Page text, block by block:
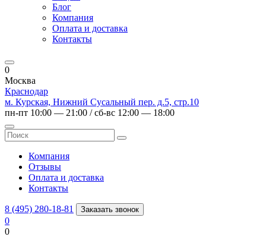
Блог
Компания
Оплата и доставка
Контакты
0
Москва
Краснодар
м. Курская, Нижний Сусальный пер. д.5, стр.10
пн-пт 10:00 — 21:00 / сб-вс 12:00 — 18:00
Компания
Отзывы
Оплата и доставка
Контакты
8 (495) 280-18-81 Заказать звонок
0
0